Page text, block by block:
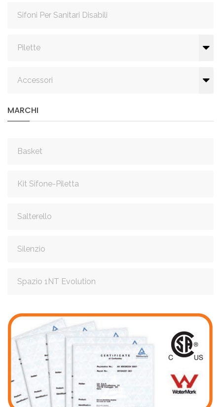
Sifoni Per Sanitari Disabili
Pilette
Accessori
MARCHI
Basket
Kit Sifone-Piletta
Salterello
Silenzio
Spazio 1NT Evolution